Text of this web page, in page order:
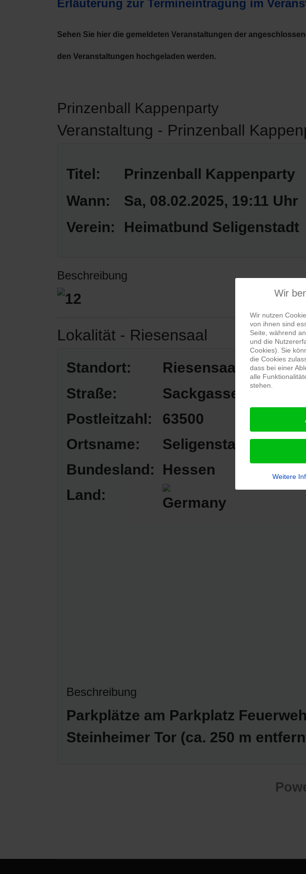
Erläuterung zur Termineintragung im
Sehen Sie hier die gemeldeten Veranstaltungen der
den Veranstaltungen hochgeladen werden.
Prinzenball Kappenparty
Veranstaltung - Prinzenball
Titel:
Prinzenball Kappenparty
Wann:
Sa, 08.02.2025, 19:11 Uhr
Verein:
Heimatbund Seligenstadt
Beschreibung
Lokalität - Riesensaal
Standort:
Riesensaal
Straße:
Sackgasse 14
Postleitzahl:
63500
Ortsname:
Seligenstadt
Bundesland:
Hessen
Land:
Beschreibung
Parkplätze am Parkplatz
Steinheimer Tor (ca. 250 m
Wir
Wir nutzen
von ihnen sind
Seite, während
und die
Cookies). Sie
die Cookies
dass bei einer
alle
stehen.
Weitere